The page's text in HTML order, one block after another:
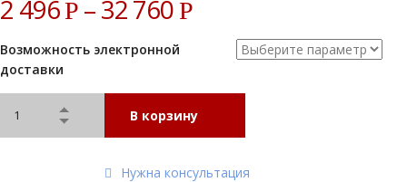
2 496Р –32 760Р
Возможность электронной
доставки
В корзину
Нужна консультация